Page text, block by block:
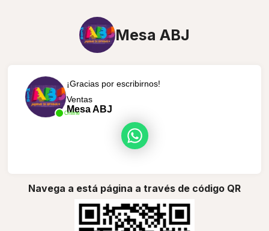
Mesa ABJ
Online
¡Gracias por escribirnos!
Ventas
Mesa ABJ
Navega a está página a través de código QR